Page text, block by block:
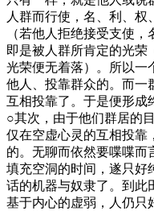
人群而行使，名、利、
（若他人拒绝接受支使
即是被人群所肯定的光荣
光荣便无着落）。所以一
他人、投靠群众的。而一
互相投靠了。于是便形成
○其次，由于他们群居的
仅在空虚心灵的互相投靠
的。无聊而依然要喋喋而
填充空洞的时间，遂只好
话的机器与奴隶了。到此
基于内心的虚弱，人仍只